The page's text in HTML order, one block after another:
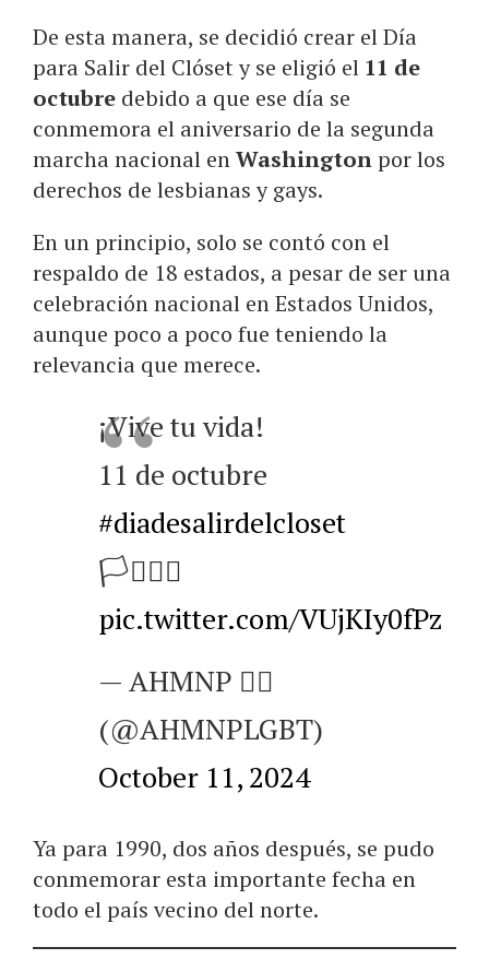
De esta manera, se decidió crear el Día
para Salir del Clóset y se eligió el 11 de
octubre debido a que ese día se
conmemora el aniversario de la segunda
marcha nacional enWashingtonpor los
derechos de lesbianas y gays.
En un principio, solo se contó con el
respaldo de 18 estados, a pesar de ser una
celebración nacional en Estados Unidos,
aunque poco a poco fue teniendo la
relevancia que merece.
¡Vive tu vida!
11 de octubre
#diadesalirdelcloset
🏳️‍⚧️🏳️‍🌈
pic.twitter.com/VUjKIy0fPz
— AHMNP 🏳️‍🌈
(@AHMNPLGBT)
October 11, 2024
Ya para 1990, dos años después, se pudo
conmemorar esta importante fecha en
todo el país vecino del norte.